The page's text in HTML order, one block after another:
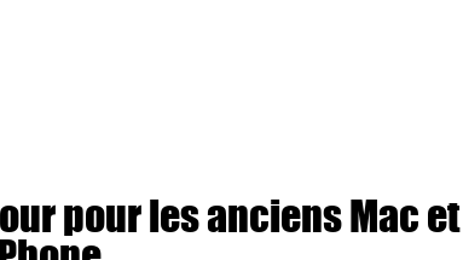
pour les anciens Mac et